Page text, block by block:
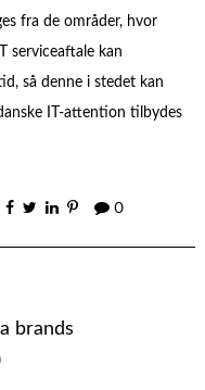
fra de områder, hvor
serviceaftale kan
så denne i stedet kan
IT-attention tilbydes
0
brands